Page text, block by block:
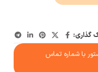
گذاری:
با شماره تماس